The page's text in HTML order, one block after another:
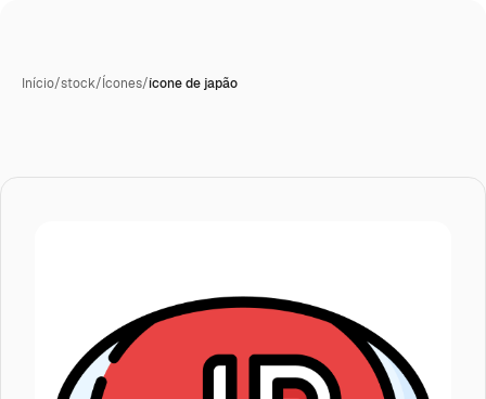
Início/stock/Ícones/ícone de japão